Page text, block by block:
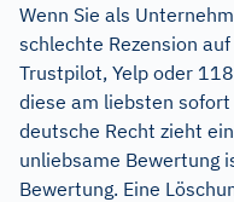
Wenn Sie als
schlechte Rezension
Trustpilot, Yelp oder
diese am liebsten
deutsche Recht zieht
unliebsame Bewertung
Bewertung. Eine